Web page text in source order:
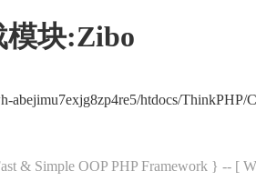
模块:Zibo
abejimu7exjg8zp4re5/htdocs/
& Simple OOP PHP Framework } -- [